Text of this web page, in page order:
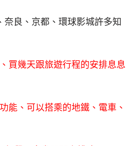
奈良、京都、環球影城許多知
買幾天跟旅遊行程的安排息息
能、可以搭乘的地鐵、電車、